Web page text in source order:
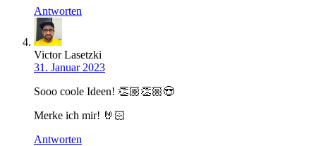
Antworten
Victor Lasetzki
31. Januar 2023
Sooo coole Ideen! 👏🏼👏🏼😍
Merke ich mir! 🤘🏻
Antworten